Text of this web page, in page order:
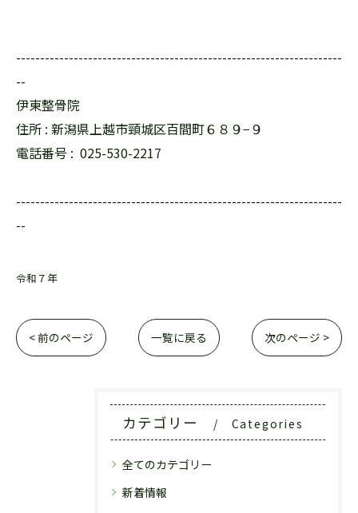
--------------------------------------------------------------------
--
伊東整骨院
住所 : 新潟県上越市頸城区百間町６８９−９
電話番号 : 025-530-2217
--------------------------------------------------------------------
--
令和７年
< 前のページ 一覧に戻る 次のページ >
カテゴリー Categories
全てのカテゴリー
新着情報